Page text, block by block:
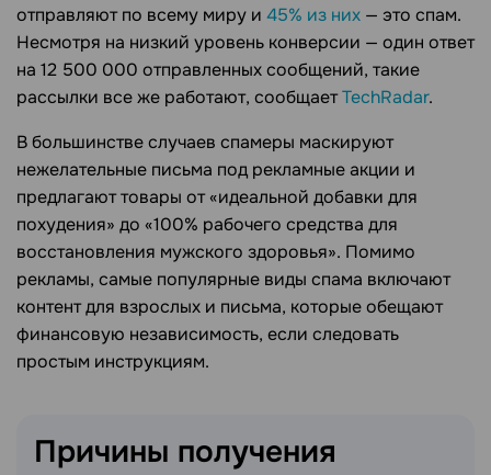
отправляют по всему миру и 45% из них — это спам.
Несмотря на низкий уровень конверсии — один ответ
на 12 500 000 отправленных сообщений, такие
рассылки все же работают, сообщаетTechRadar.
В большинстве случаев спамеры маскируют
нежелательные письма под рекламные акции и
предлагают товары от «идеальной добавки для
похудения» до «100% рабочего средства для
восстановления мужского здоровья». Помимо
рекламы, самые популярные виды спама включают
контент для взрослых и письма, которые обещают
финансовую независимость, если следовать
простым инструкциям.
Причины получения